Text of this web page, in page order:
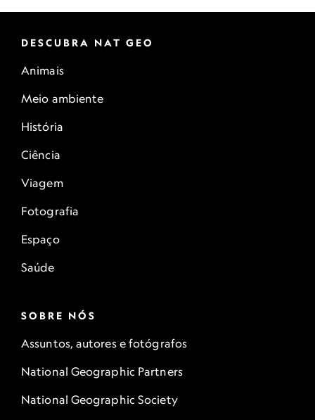
DESCUBRA NAT GEO
Animais
Meio ambiente
História
Ciência
Viagem
Fotografia
Espaço
Saúde
SOBRE NÓS
Assuntos, autores e fotógrafos
National Geographic Partners
National Geographic Society